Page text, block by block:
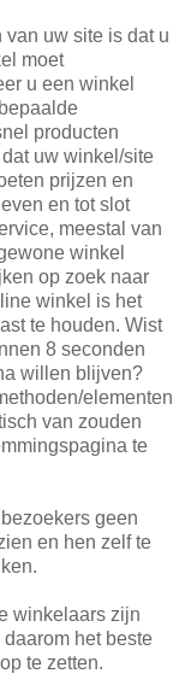
uw site is dat u
moet
u een winkel
producten
uw winkel/site
prijzen en
en tot slot
meestal van
winkel
op zoek naar
winkel is het
te houden. Wist
8 seconden
willen blijven?
elementen
van zouden
te
geen
en hen zelf te
winkelaars zijn
het beste
te zetten.